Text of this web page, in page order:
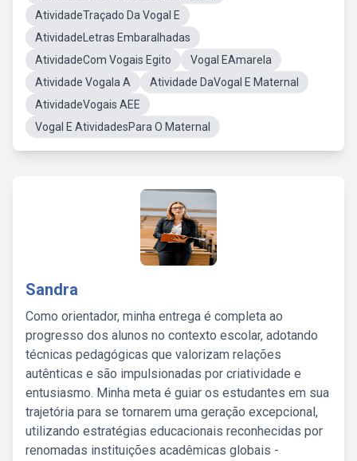
AtividadeTraçado Da Vogal E
AtividadeLetras Embaralhadas
AtividadeCom Vogais Egito
Vogal EAmarela
Atividade Vogala A
Atividade DaVogal E Maternal
AtividadeVogais AEE
Vogal E AtividadesPara O Maternal
Sandra
Como orientador, minha entrega é completa ao
progresso dos alunos no contexto escolar, adotando
técnicas pedagógicas que valorizam relações
autênticas e são impulsionadas por criatividade e
entusiasmo. Minha meta é guiar os estudantes em sua
trajetória para se tornarem uma geração excepcional,
utilizando estratégias educacionais reconhecidas por
renomadas instituições acadêmicas globais -